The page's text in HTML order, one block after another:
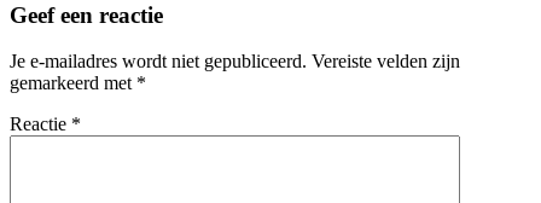
Geef een reactie
Je e-mailadres wordt niet gepubliceerd. Vereiste velden zijn
gemarkeerd met *
Reactie *